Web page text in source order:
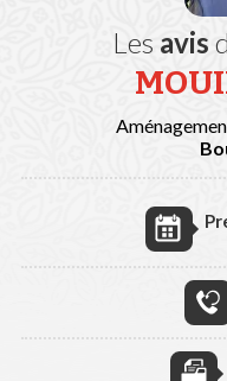
Les avis